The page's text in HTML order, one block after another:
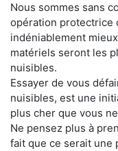
Nous sommes sans
opération protectrice
indéniablement
matériels seront les
nuisibles.
Essayer de vous
nuisibles, est une
plus cher que vous
Ne pensez plus à
fait que ce serait une